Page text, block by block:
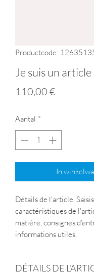
Productcode:
Je suis un article
110,00 €
Aantal *
In
Détails de l'article.
caractéristiques de
matière, consignes
informations utiles.
DÉTAILS DE